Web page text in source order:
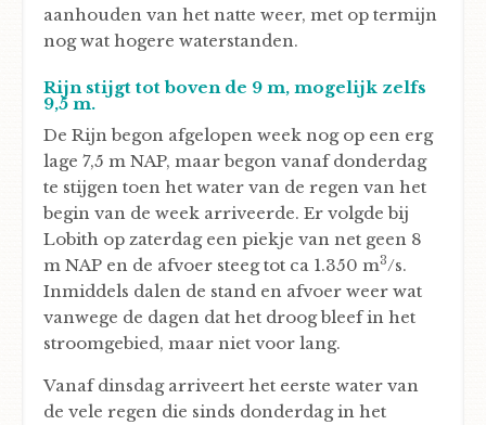
aanhouden van het natte weer, met op termijn
nog wat hogere waterstanden.
Rijn stijgt tot boven de 9 m, mogelijk zelfs
9,5 m.
De Rijn begon afgelopen week nog op een erg
lage 7,5 m NAP, maar begon vanaf donderdag
te stijgen toen het water van de regen van het
begin van de week arriveerde. Er volgde bij
Lobith op zaterdag een piekje van net geen 8
m NAP en de afvoer steeg tot ca 1.350 m3/s.
Inmiddels dalen de stand en afvoer weer wat
vanwege de dagen dat het droog bleef in het
stroomgebied, maar niet voor lang.
Vanaf dinsdag arriveert het eerste water van
de vele regen die sinds donderdag in het